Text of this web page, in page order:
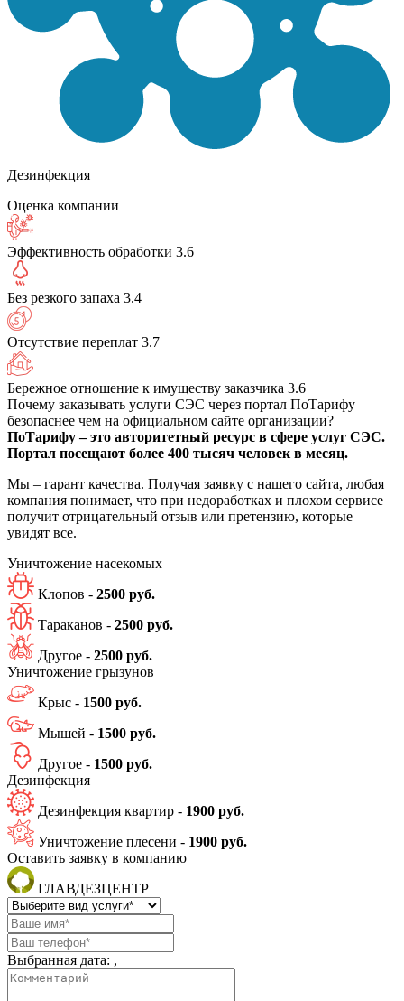
Дезинфекция
Оценка компании
Эффективность обработки 3.6
Без резкого запаха 3.4
Отсутствие переплат 3.7
Бережное отношение к имуществу заказчика 3.6
Почему заказывать услуги СЭС через портал ПоТарифу
безопаснее чем на официальном сайте организации?
ПоТарифу – это авторитетный ресурс в сфере услуг СЭС.
Портал посещают более 400 тысяч человек в месяц.
Мы – гарант качества. Получая заявку с нашего сайта, любая
компания понимает, что при недоработках и плохом сервисе
получит отрицательный отзыв или претензию, которые
увидят все.
Уничтожение насекомых
Клопов - 2500 руб.
Тараканов - 2500 руб.
Другое - 2500 руб.
Уничтожение грызунов
Крыс - 1500 руб.
Мышей - 1500 руб.
Другое - 1500 руб.
Дезинфекция
Дезинфекция квартир - 1900 руб.
Уничтожение плесени - 1900 руб.
Оставить заявку в компанию
ГЛАВДЕЗЦЕНТР
Выбранная дата: ,